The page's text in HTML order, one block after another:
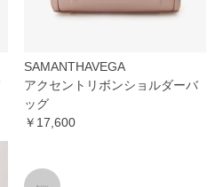
SAMANTHAVEGA
アクセントリボンショルダーバ
ッグ
￥17,600